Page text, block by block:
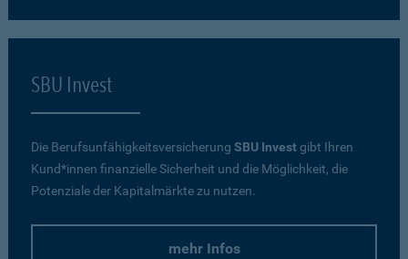
SBU Invest
Die Berufsunfähigkeitsversicherung SBU Investgibt Ihren
Kund*innen finanzielle Sicherheit und die Möglichkeit, die
Potenziale der Kapitalmärkte zu nutzen.
mehr Infos